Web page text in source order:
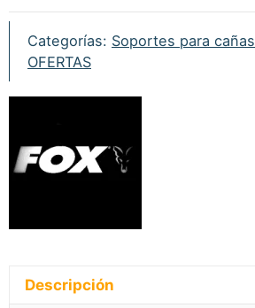
Categorías: Soportes para cañas
OFERTAS
Descripción